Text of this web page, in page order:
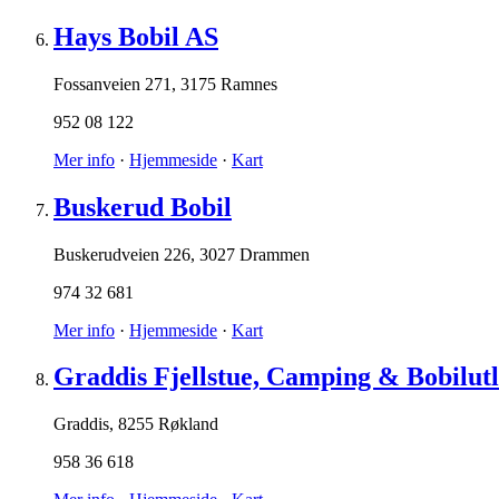
Hays Bobil AS
Fossanveien 271 , 3175 Ramnes
952 08 122
Mer info · Hjemmeside · Kart
Buskerud Bobil
Buskerudveien 226, 3027 Drammen
974 32 681
Mer info · Hjemmeside · Kart
Graddis Fjellstue, Camping &
Graddis, 8255 Røkland
958 36 618